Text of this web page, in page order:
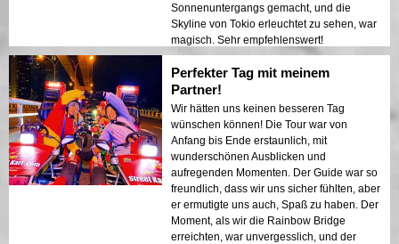
Sonnenuntergangs gemacht, und die
Skyline von Tokio erleuchtet zu sehen, war
magisch. Sehr empfehlenswert!
Perfekter Tag mit meinem
Partner!
Wir hätten uns keinen besseren Tag
wünschen können! Die Tour war von
Anfang bis Ende erstaunlich, mit
wunderschönen Ausblicken und
aufregenden Momenten. Der Guide war so
freundlich, dass wir uns sicher fühlten, aber
er ermutigte uns auch, Spaß zu haben. Der
Moment, als wir die Rainbow Bridge
erreichten, war unvergesslich, und der